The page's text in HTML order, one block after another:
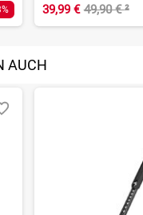
39,99 € 49,90 €²
AUCH